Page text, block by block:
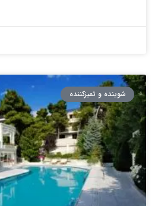
شوینده و تمیزکننده